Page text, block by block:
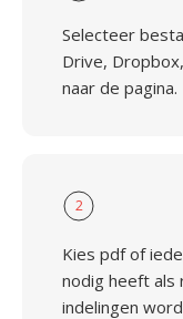
Selecteer
Drive,
naar de pagina.
2
Kies pdf of
nodig heeft als
indelingen